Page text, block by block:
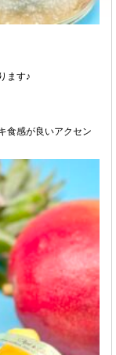
ます♪
食感が良いアクセン